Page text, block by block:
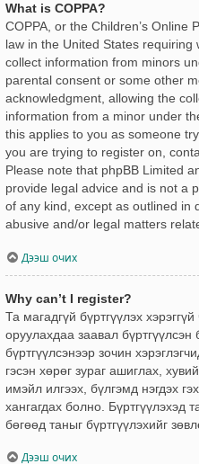
What is COPPA?
COPPA, or the Children’s Online
law in the United States
collect information from minors
parental consent or some other
acknowledgment, allowing the
information from a minor under
this applies to you as someone
you are trying to register on,
Please note that phpBB Limited
provide legal advice and is not a
of any kind, except as outlined in
abusive and/or legal matters
Дээш очих
Why can’t I register?
Та магадгүй бүртгүүлэх
оруулахдаа заавал бүртгүүлсэн
бүртгүүлсэнээр зочин
гэсэн хөрөг зураг ашиглах,
имэйл илгээх, бүлгэмд нэгдэх
хангагдах болно. Бүртгүүлэхэд
бөгөөд таныг бүртгүүлэхийг
Дээш очих